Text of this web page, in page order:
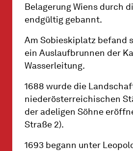
Belagerung Wiens durch
endgültig gebannt.
Am Sobieskiplatz befand
ein Auslaufbrunnen der
Wasserleitung.
1688 wurde die
niederösterreichischen
der adeligen Söhne
Straße 2).
1693 begann unter